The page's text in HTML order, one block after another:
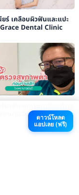
ยร์ เคลือบผิวฟันและแปะ
Dental Clinic
ยาบาลยันฮี ดาวน์โหลด
แอปเลย (ฟรี)